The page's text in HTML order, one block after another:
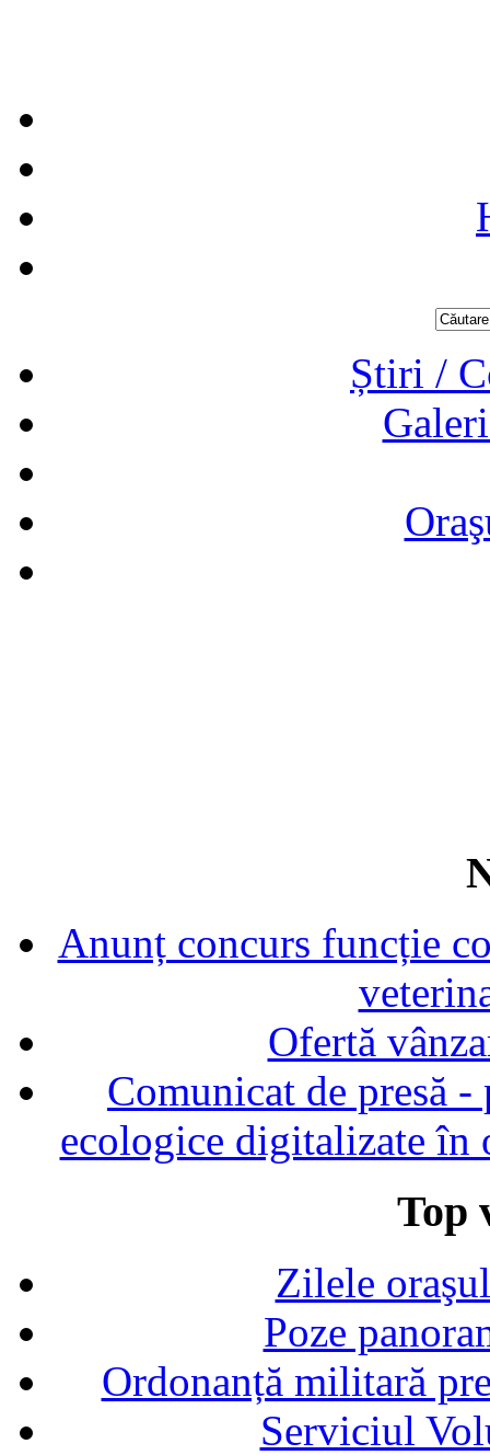
Știri /
Anunț concurs funcție
Ofertă
Comunicat de presă
ecologice digitalizate în
Top
Zilele
Poze
Ordonanță militară
Serviciul